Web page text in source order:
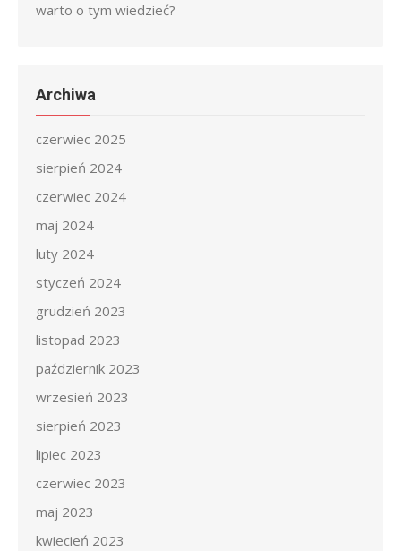
warto o tym wiedzieć?
Archiwa
czerwiec 2025
sierpień 2024
czerwiec 2024
maj 2024
luty 2024
styczeń 2024
grudzień 2023
listopad 2023
październik 2023
wrzesień 2023
sierpień 2023
lipiec 2023
czerwiec 2023
maj 2023
kwiecień 2023